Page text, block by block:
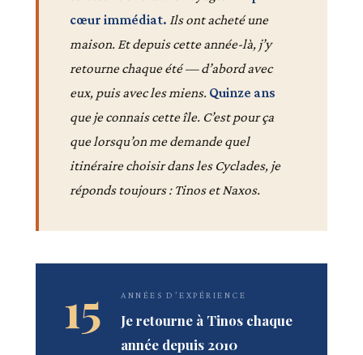
cœur immédiat. Ils ont acheté une
maison. Et depuis cette année-là, j’y
retourne chaque été — d’abord avec
eux, puis avec les miens. Quinze ans
que je connais cette île. C’est pour ça
que lorsqu’on me demande quel
itinéraire choisir dans les Cyclades, je
réponds toujours : Tinos et Naxos.
15 ANNÉES D’EXPÉRIENCE
Je retourne à Tinos chaque
année depuis 2010